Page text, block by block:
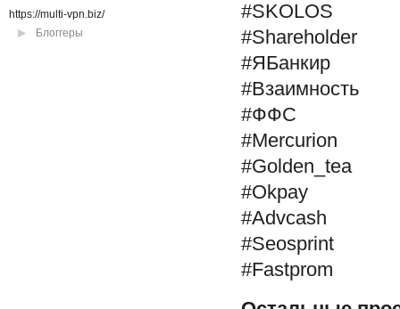
https://multi-vpn.biz/
Блоггеры
#SKOLOS
#Shareholder
#ЯБанкир
#Взаимность
#ФФС
#Mercurion
#Golden_tea
#Okpay
#Advcash
#Seosprint
#Fastprom